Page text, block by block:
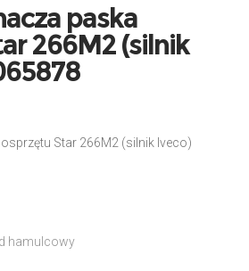
paska
266M2 (silnik
Star 266M2 (silnik Iveco)
hamulcowy